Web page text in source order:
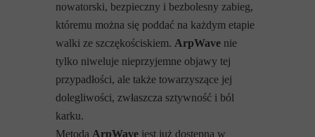
nowatorski, bezpieczny i bezbolesny zabieg,
któremu można się poddać na każdym etapie
walki ze szczękościskiem. ArpWave nie
tylko niweluje nieprzyjemne objawy tej
przypadłości, ale także towarzyszące jej
dolegliwości, zwłaszcza sztywność i ból
karku.
Metoda ArpWave jest już dostępna w